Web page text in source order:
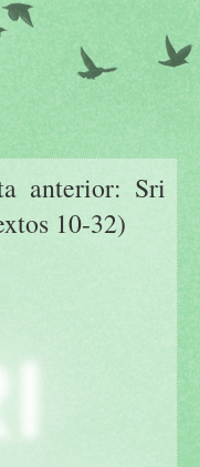
anterior: Sri
10-32)